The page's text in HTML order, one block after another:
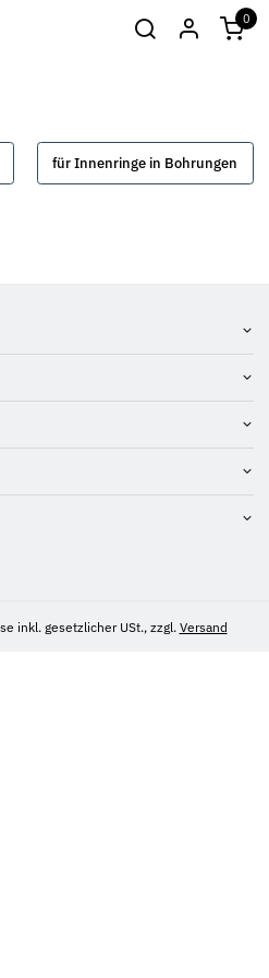
0
für Innenringe in Bohrungen
inkl. gesetzlicher USt., zzgl. Versand